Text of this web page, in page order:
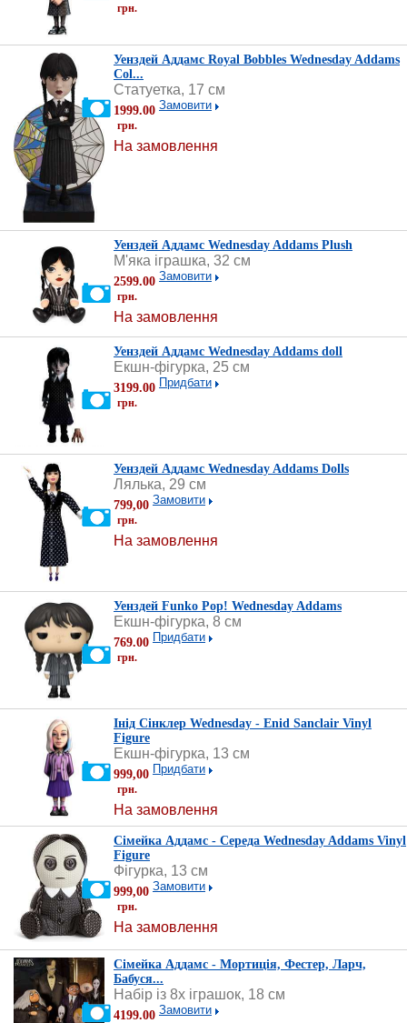
грн.
Уенздей Аддамс Royal Bobbles Wednesday Addams
Col...
Статуетка, 17 см
1999.00
грн.
Замовити
На замовлення
Уенздей Аддамс Wednesday Addams Plush
М'яка іграшка, 32 см
2599.00
грн.
Замовити
На замовлення
Уенздей Аддамс Wednesday Addams doll
Екшн-фігурка, 25 см
3199.00
грн.
Придбати
Уенздей Аддамс Wednesday Addams Dolls
Лялька, 29 см
799,00
грн.
Замовити
На замовлення
Уенздей Funko Pop! Wednesday Addams
Екшн-фігурка, 8 см
769.00
грн.
Придбати
Інід Сінклер Wednesday - Enid Sanclair Vinyl
Figure
Екшн-фігурка, 13 см
999,00
грн.
Придбати
На замовлення
Сімейка Аддамс - Середа Wednesday Addams Vinyl
Figure
Фігурка, 13 см
999,00
грн.
Замовити
На замовлення
Сімейка Аддамс - Мортиція, Фестер, Ларч,
Бабуся...
Набір із 8х іграшок, 18 см
4199.00 Замовити